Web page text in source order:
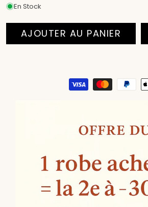
En Stock
AJOUTER AU PANIER